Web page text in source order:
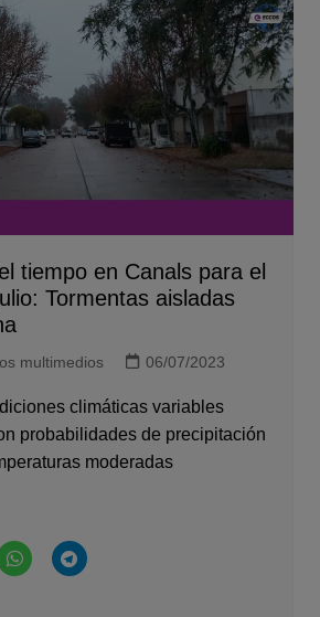
tiempo en Canals para el
Tormentas aisladas
multimedios 06/07/2023
climáticas variables
probabilidades de precipitación
moderadas